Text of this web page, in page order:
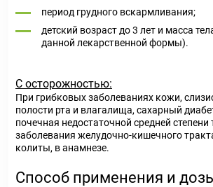
период грудного вскармливания;
детский возраст до 3 лет и масса
данной лекарственной формы).
С осторожностью:
При грибковых заболеваниях кожи,
полости рта и влагалища, сахарный
почечная недостаточной средней степени
заболевания желудочно-кишечного
колиты, в анамнезе.
Способ применения и